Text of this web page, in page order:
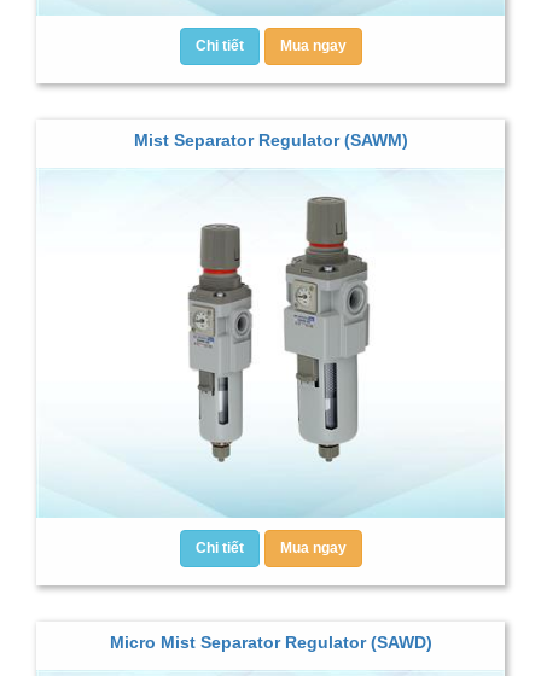
Chi tiết Mua ngay
Mist Separator Regulator (SAWM)
Chi tiết Mua ngay
Micro Mist Separator Regulator (SAWD)